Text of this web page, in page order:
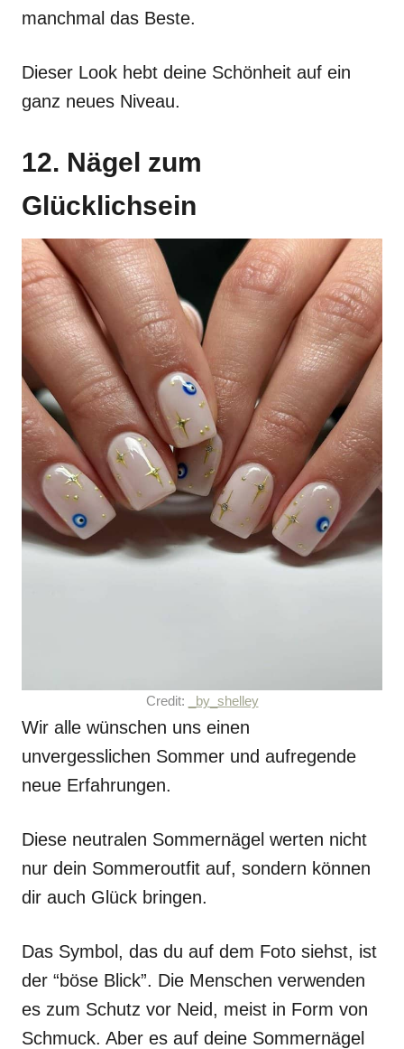
manchmal das Beste.
Dieser Look hebt deine Schönheit auf ein
ganz neues Niveau.
12. Nägel zum
Glücklichsein
Credit: _by_shelley
Wir alle wünschen uns einen
unvergesslichen Sommer und aufregende
neue Erfahrungen.
Diese neutralen Sommernägel werten nicht
nur dein Sommeroutfit auf, sondern können
dir auch Glück bringen.
Das Symbol, das du auf dem Foto siehst, ist
der “böse Blick”. Die Menschen verwenden
es zum Schutz vor Neid, meist in Form von
Schmuck. Aber es auf deine Sommernägel